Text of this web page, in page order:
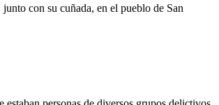
con su cuñada, en el pueblo de San